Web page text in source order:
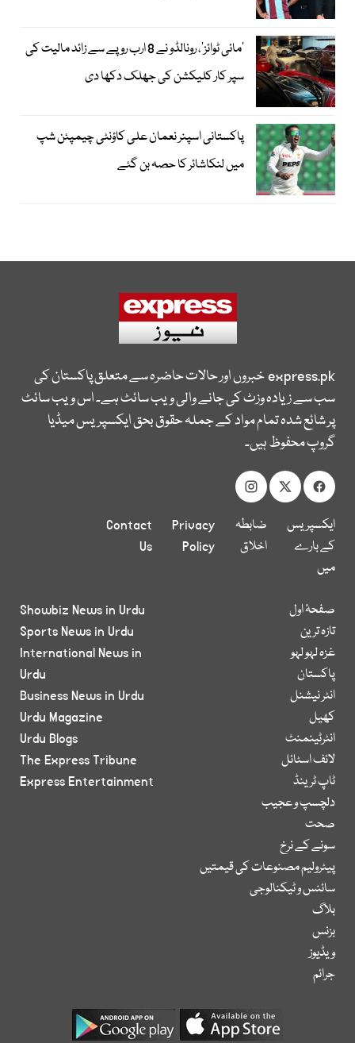
’مائی ٹوائز‘، رونالڈو نے 8 ارب روپے سے زائد مالیت کی
سپر کار کلیکشن کی جھلک دکھا دی
پاکستانی اسپنر نعمان علی کاؤنٹی چیمپئن شپ
میں لنکاشائر کا حصہ بن گئے
express.pkخبروں اور حالات حاضرہ سے متعلق پاکستان کی
سب سے زیادہ وزٹ کی جانے والی ویب سائٹ ہے۔ اس ویب سائٹ
پر شائع شدہ تمام مواد کے جملہ حقوق بحق ایکسپریس میڈیا
گروپ محفوظ ہیں۔
ایکسپریس
کے بارے
میں
ضابطہ
اخلاق
Privacy
Policy
Contact
Us
صفحۂ اول
تازہ ترین
غزہ لہو لہو
پاکستان
انٹر نیشنل
کھیل
انٹرٹینمنٹ
لائف اسٹائل
ٹاپ ٹرینڈ
دلچسپ و عجیب
صحت
سونے کے نرخ
پیٹرولیم مصنوعات کی قیمتیں
سائنس و ٹیکنالوجی
بلاگ
بزنس
ویڈیوز
جرائم
Showbiz News in Urdu
Sports News in Urdu
International News in
Urdu
Business News in Urdu
Urdu Magazine
Urdu Blogs
The Express Tribune
Express Entertainment